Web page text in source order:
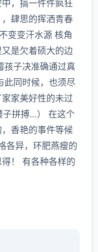
，搞一件件疯狂
肆思的挥洒青春
变变汗水源 核角
是欠着硕大的边
孩子决准确通过真
此同时候，也须尽
家美好性的未过
子拼搏…） 在这个
香艳的事件等候
各异，环肥燕瘦的
！ 有各种各样的